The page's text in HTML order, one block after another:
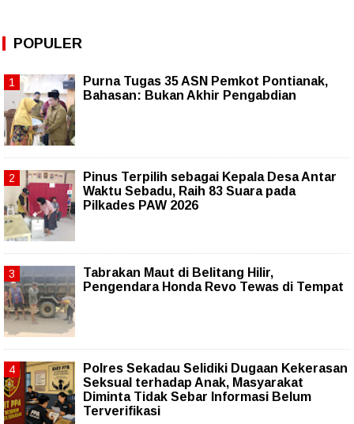
POPULER
Purna Tugas 35 ASN Pemkot Pontianak,
Bahasan: Bukan Akhir Pengabdian
Pinus Terpilih sebagai Kepala Desa Antar
Waktu Sebadu, Raih 83 Suara pada
Pilkades PAW 2026
Tabrakan Maut di Belitang Hilir,
Pengendara Honda Revo Tewas di Tempat
Polres Sekadau Selidiki Dugaan Kekerasan
Seksual terhadap Anak, Masyarakat
Diminta Tidak Sebar Informasi Belum
Terverifikasi